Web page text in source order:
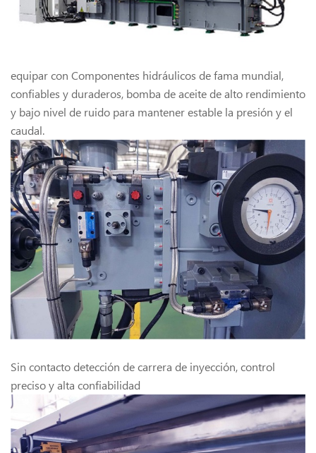
equipar con Componentes hidráulicos de fama mundial,
confiables y duraderos, bomba de aceite de alto rendimiento
y bajo nivel de ruido para mantener estable la presión y el
caudal.
Sin contacto detección de carrera de inyección, control
preciso y alta confiabilidad